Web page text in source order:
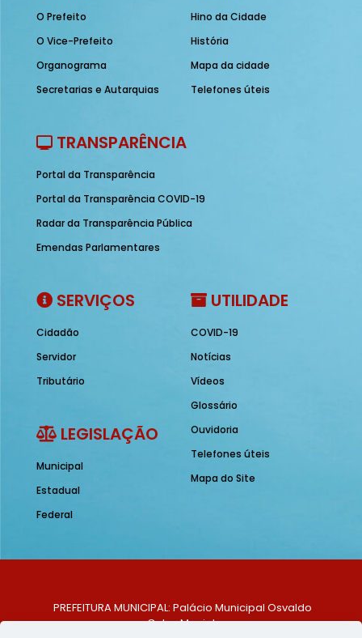
O Prefeito
O Vice-Prefeito
Organograma
Secretarias e Autarquias
Hino da Cidade
História
Mapa da cidade
Telefones úteis
TRANSPARÊNCIA
Portal da Transparência
Portal da Transparência COVID-19
Radar da Transparência Pública
Emendas Parlamentares
SERVIÇOS
Cidadão
Servidor
Tributário
LEGISLAÇÃO
Municipal
Estadual
Federal
UTILIDADE
COVID-19
Notícias
Vídeos
Glossário
Ouvidoria
Telefones úteis
Mapa do Site
PREFEITURA MUNICIPAL: Palácio Municipal Osvaldo
Celso Maciel